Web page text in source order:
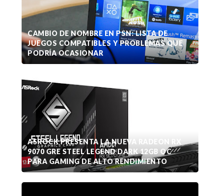
CAMBIO DE NOMBRE EN PSN: LISTA DE
JUEGOS COMPATIBLES Y PROBLEMAS QUE
PODRÍA OCASIONAR
ASROCK PRESENTA LA NUEVA RADEON RX
9070 GRE STEEL LEGEND DARK 12GB OC
PARA GAMING DE ALTO RENDIMIENTO